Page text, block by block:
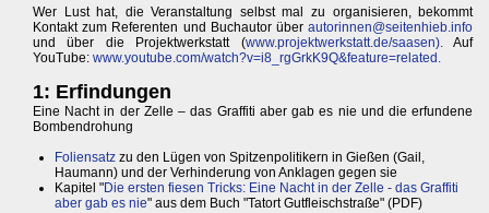
Wer Lust hat, die Veranstaltung selbst mal zu organisieren, bekommt
Kontakt zum Referenten und Buchautor überautorinnen@seitenhieb.info
und über die Projektwerkstatt (www.projektwerkstatt.de/saasen).Auf
YouTube: www.youtube.com/watch?v=i8_rgGrkK9Q&feature=related.
1: Erfindungen
Eine Nacht in der Zelle – das Graffiti aber gab es nie und die erfundene
Bombendrohung
Foliensatz zu den Lügen von Spitzenpolitikern in Gießen (Gail,
Haumann) und der Verhinderung von Anklagen gegen sie
Kapitel "Die ersten fiesen Tricks: Eine Nacht in der Zelle - das Graffiti
aber gab es nie" aus dem Buch "Tatort Gutfleischstraße" (PDF)